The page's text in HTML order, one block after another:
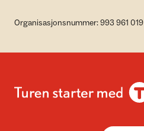
Organisasjonsnummer: 993 961 019